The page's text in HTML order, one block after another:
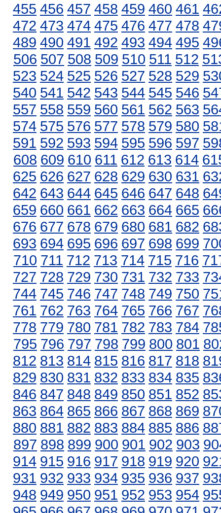
455 456 457 458 459 460 461
472 473 474 475 476 477 478
489 490 491 492 493 494 495
506 507 508 509 510 511 512
523 524 525 526 527 528 529
540 541 542 543 544 545 546
557 558 559 560 561 562 563
574 575 576 577 578 579 580
591 592 593 594 595 596 597
608 609 610 611 612 613 614
625 626 627 628 629 630 631
642 643 644 645 646 647 648
659 660 661 662 663 664 665
676 677 678 679 680 681 682
693 694 695 696 697 698 699
710 711 712 713 714 715 716
727 728 729 730 731 732 733
744 745 746 747 748 749 750
761 762 763 764 765 766 767
778 779 780 781 782 783 784
795 796 797 798 799 800 801
812 813 814 815 816 817 818
829 830 831 832 833 834 835
846 847 848 849 850 851 852
863 864 865 866 867 868 869
880 881 882 883 884 885 886
897 898 899 900 901 902 903
914 915 916 917 918 919 920
931 932 933 934 935 936 937
948 949 950 951 952 953 954